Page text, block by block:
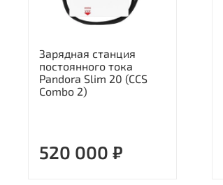
Зарядная станция
постоянного тока
Pandora Slim 20 (CCS
Combo 2)
520 000 ₽